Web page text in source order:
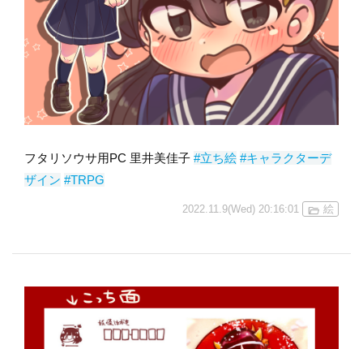
フタリソウサ用PC 里井美佳子 #立ち絵 #キャラクターデ
ザイン #TRPG
2022.11.9(Wed) 20:16:01 絵